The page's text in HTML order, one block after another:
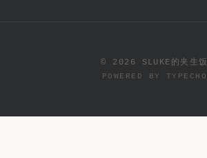
© 2026 SLUKE的夹生饭
POWERED BY TYPECHO